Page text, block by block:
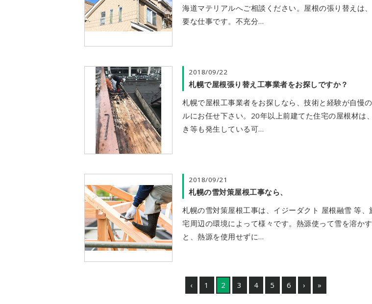
海道マテリアルへご相談ください。屋根の張り替えは
要な仕事です。不充分…
2018/09/22
札幌で屋根張り替え工事業者をお探しですか？
札幌で屋根工事業者をお探しなら、技術と経験が自慢
ルにお任せ下さい。20年以上前建てた住宅の屋根材は
き等も発生している可…
2018/09/21
札幌の雪対策屋根工事なら、
札幌の雪対策屋根工事は、イジーダクト 屋根融雪 等、
宅周辺の環境によって様々です。熱源使って雪を溶か
と、熱源を使用せずに…
‹ 1 2 3 4 5 6 › »